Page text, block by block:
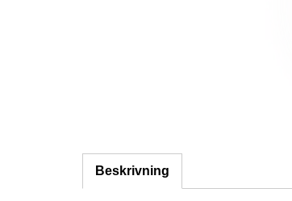
Beskrivning